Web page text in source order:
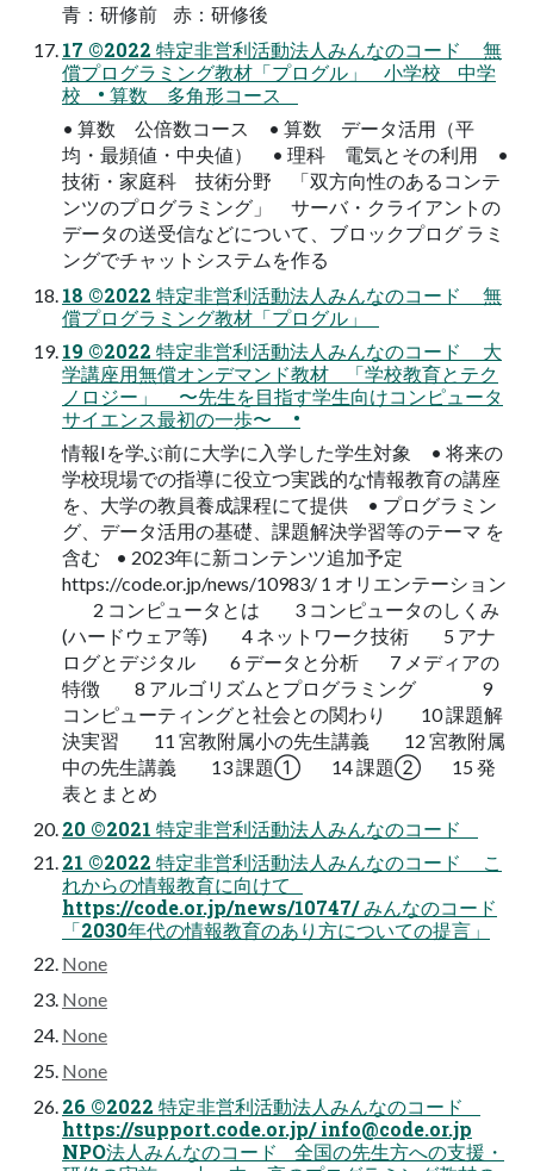
青：研修前 赤：研修後
17 ©2022 特定非営利活動法人みんなのコード 無
償プログラミング教材「プログル」 小学校 中学
校 • 算数 多角形コース
• 算数 公倍数コース • 算数 データ活用（平
均・最頻値・中央値） • 理科 電気とその利用 •
技術・家庭科 技術分野 「双方向性のあるコンテ
ンツのプログラミング」 サーバ・クライアントの
データの送受信などについて、ブロックプログ ラミ
ングでチャットシステムを作る
18 ©2022 特定非営利活動法人みんなのコード 無
償プログラミング教材「プログル」
19 ©2022 特定非営利活動法人みんなのコード 大
学講座用無償オンデマンド教材 「学校教育とテク
ノロジー」 〜先生を目指す学生向けコンピュータ
サイエンス最初の一歩〜 •
情報Iを学ぶ前に大学に入学した学生対象 • 将来の
学校現場での指導に役立つ実践的な情報教育の講座
を、大学の教員養成課程にて提供 • プログラミン
グ、データ活用の基礎、課題解決学習等のテーマ を
含む • 2023年に新コンテンツ追加予定
https://code.or.jp/news/10983/ 1 オリエンテーション
2 コンピュータとは 3 コンピュータのしくみ
(ハードウェア等) 4 ネットワーク技術 5 アナ
ログとデジタル 6 データと分析 7 メディアの
特徴 8 アルゴリズムとプログラミング 9
コンピューティングと社会との関わり 10 課題解
決実習 11 宮教附属小の先生講義 12 宮教附属
中の先生講義 13 課題① 14 課題② 15 発
表とまとめ
20 ©2021 特定非営利活動法人みんなのコード
21 ©2022 特定非営利活動法人みんなのコード こ
れからの情報教育に向けて
https://code.or.jp/news/10747/ みんなのコード
「2030年代の情報教育のあり方についての提言」
None
None
None
None
26 ©2022 特定非営利活動法人みんなのコード
https://support.code.or.jp/info@code.or.jp
NPO法人みんなのコード 全国の先生方への支援・